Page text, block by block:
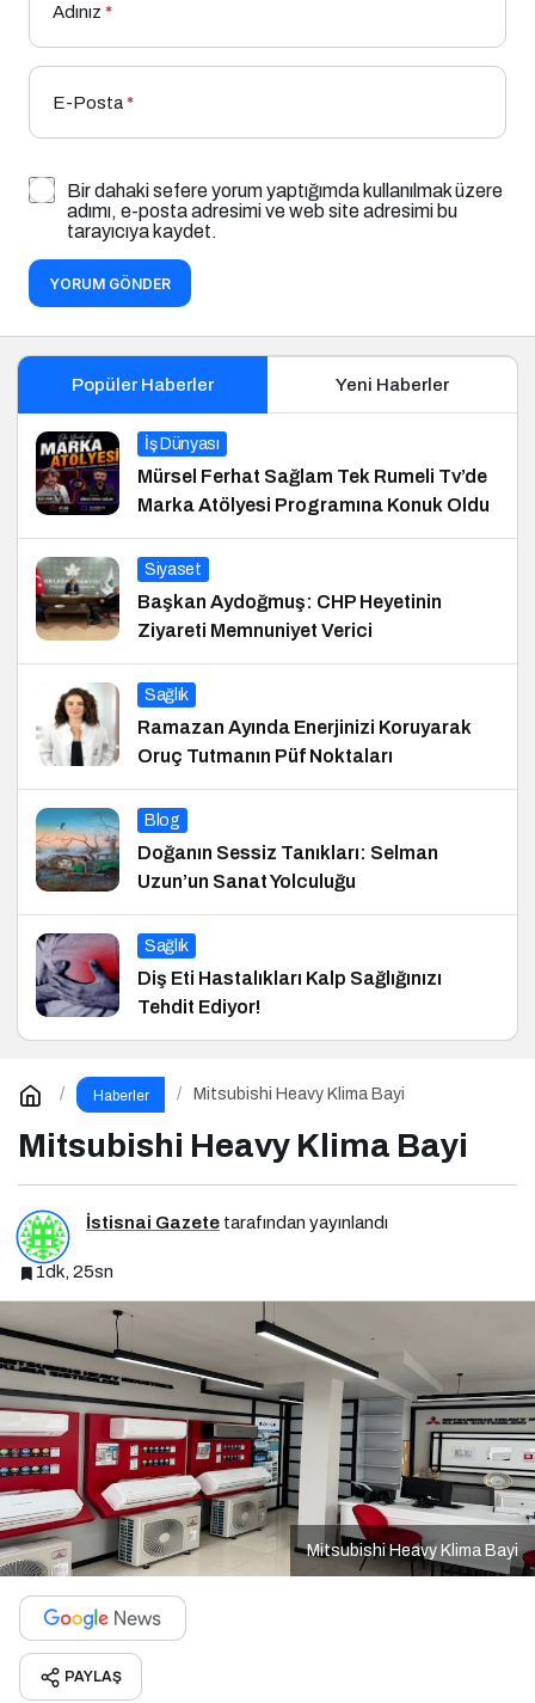
Adınız *
E-Posta*
Bir dahaki sefere yorum yaptığımda kullanılmak üzere
adımı, e-posta adresimi ve web site adresimi bu
tarayıcıya kaydet.
YORUM GÖNDER
Popüler Haberler Yeni Haberler
İş Dünyası
Mürsel Ferhat Sağlam Tek Rumeli Tv’de
Marka Atölyesi Programına Konuk Oldu
Siyaset
Başkan Aydoğmuş: CHP Heyetinin
Ziyareti Memnuniyet Verici
Sağlık
Ramazan Ayında Enerjinizi Koruyarak
Oruç Tutmanın Püf Noktaları
Blog
Doğanın Sessiz Tanıkları: Selman
Uzun’un Sanat Yolculuğu
Sağlık
Diş Eti Hastalıkları Kalp Sağlığınızı
Tehdit Ediyor!
Haberler Mitsubishi Heavy Klima Bayi
Mitsubishi Heavy Klima Bayi
İstisnai Gazete tarafından yayınlandı
1dk, 25sn
Mitsubishi Heavy Klima Bayi
PAYLAŞ